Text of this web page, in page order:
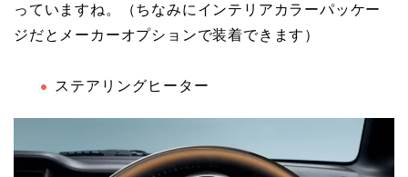
っていますね。（ちなみにインテリアカラーパッケー
ジだとメーカーオプションで装着できます）
ステアリングヒーター